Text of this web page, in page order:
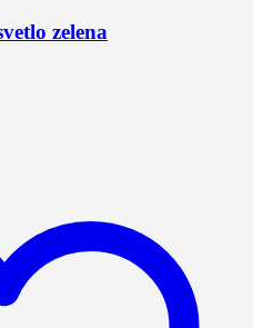
zelena